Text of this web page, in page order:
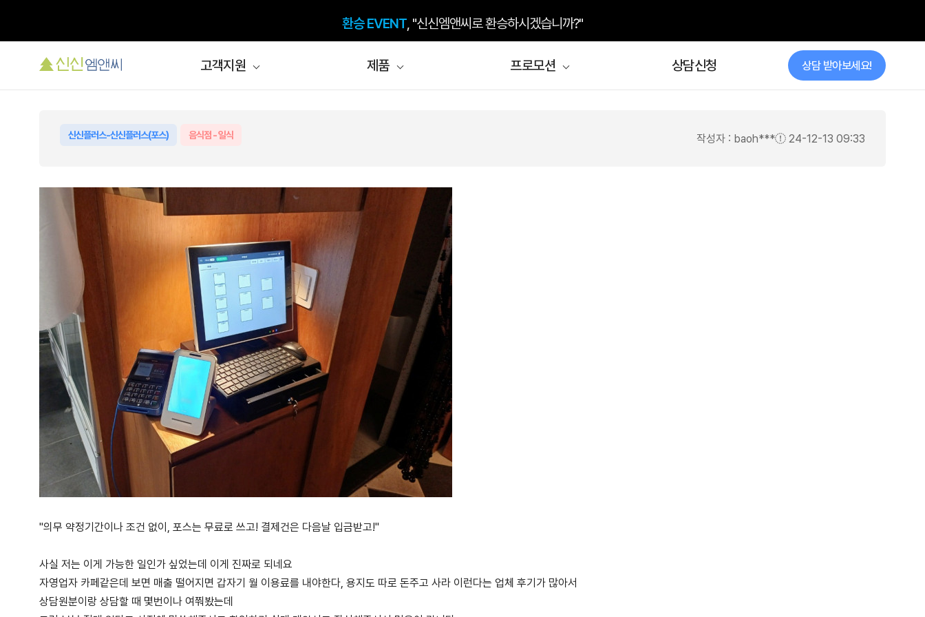
환승 EVENT , "신신엠앤씨로 환승하시겠습니까?"
고객지원 제품 프로모션 상담신청
신신플러스-신신플러스(포스) 음식점 - 일식 작성자 : baoh*** 24-12-13 09:33
"의무 약정기간이나 조건 없이, 포스는 무료로 쓰고! 결제건은 다음날 입금받고!"
사실 저는 이게 가능한 일인가 싶었는데 이게 진짜로 되네요
자영업자 카페같은데 보면 매출 떨어지면 갑자기 월 이용료를 내야한다, 용지도 따로 돈주고 사라 이런다는 업체 후기가 많아서
상담원분이랑 상담할 때 몇번이나 여쭤봤는데